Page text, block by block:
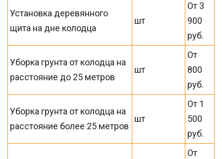
Установка деревянного
щита на дне колодца
шт
От 3
900
руб.
Уборка грунта от колодца на
расстояние до 25 метров
шт
От
800
руб.
Уборка грунта от колодца на
расстояние более 25 метров
шт
От 1
500
руб.
От